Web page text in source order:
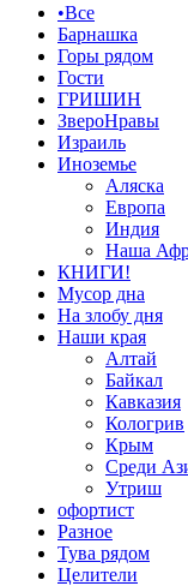
•Все
Барнашка
Горы рядом
Гости
ГРИШИН
ЗвероНравы
Израиль
Иноземье
Аляска
Европа
Индия
Наша
КНИГИ!
Мусор дна
На злобу дня
Наши края
Алтай
Байкал
Кавказия
Кологрив
Крым
Среди
Утриш
офортист
Разное
Тува рядом
Целители